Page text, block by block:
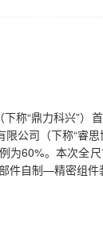
称“鼎力科兴”）
公司（下称“睿思
为60%。本次全
件自制—精密组